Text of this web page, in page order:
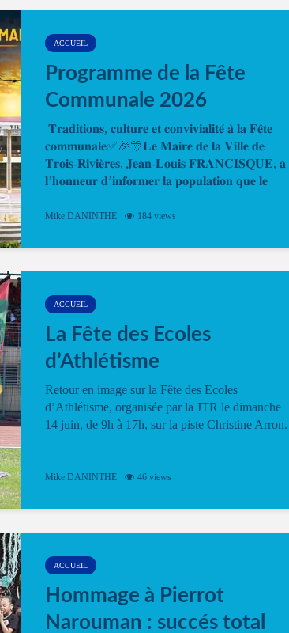
ACCUEIL
Programme de la Fête
Communale 2026
𝐓𝐫𝐚𝐝𝐢𝐭𝐢𝐨𝐧𝐬, 𝐜𝐮𝐥𝐭𝐮𝐫𝐞 𝐞𝐭 𝐜𝐨𝐧𝐯𝐢𝐯𝐢𝐚𝐥𝐢𝐭𝐞́ 𝐚̀ 𝐥𝐚 𝐅𝐞̂𝐭𝐞
𝐜𝐨𝐦𝐦𝐮𝐧𝐚𝐥𝐞✅🎉🎊𝐋𝐞 𝐌𝐚𝐢𝐫𝐞 𝐝𝐞 𝐥𝐚 𝐕𝐢𝐥𝐥𝐞 𝐝𝐞
𝐓𝐫𝐨𝐢𝐬-𝐑𝐢𝐯𝐢𝐞̀𝐫𝐞𝐬, 𝐉𝐞𝐚𝐧-𝐋𝐨𝐮𝐢𝐬 𝐅𝐑𝐀𝐍𝐂𝐈𝐒𝐐𝐔𝐄, 𝐚
𝐥’𝐡𝐨𝐧𝐧𝐞𝐮𝐫 𝐝’𝐢𝐧𝐟𝐨𝐫𝐦𝐞𝐫 𝐥𝐚 𝐩𝐨𝐩𝐮𝐥𝐚𝐭𝐢𝐨𝐧 𝐪𝐮𝐞 𝐥𝐞
Mike DANINTHE 184 views
ACCUEIL
La Fête des Ecoles
d’Athlétisme
Retour en image sur la Fête des Ecoles
d’Athlétisme, organisée par la JTR le dimanche
14 juin, de 9h à 17h, sur la piste Christine Arron.
Mike DANINTHE 46 views
ACCUEIL
Hommage à Pierrot
Narouman : succés total